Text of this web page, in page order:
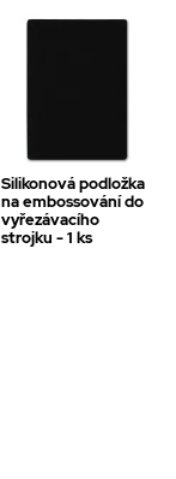
Silikonová podložka
na embossování do
vyřezávacího
strojku - 1 ks